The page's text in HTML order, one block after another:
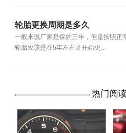
轮胎更换周期是多久
一般来说厂家是保的三年，但是按照正
轮胎应该是在5年左右才开始更...
热门阅读